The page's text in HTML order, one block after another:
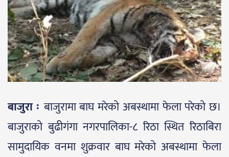
बाजुरा ःबाजुरामा बाघ मरेको अबस्थामा फेला परेको छ।
बाजुराको बुढीगंगा नगरपालिका-८ रिठा स्थित रिठाबिरा
सामुदायिक वनमा शुक्रवार बाघ मरेको अबस्थामा फेला